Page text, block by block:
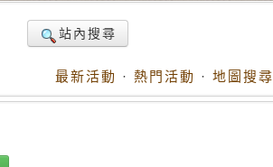
站內搜尋
最新活動 · 熱門活動 · 地圖搜尋